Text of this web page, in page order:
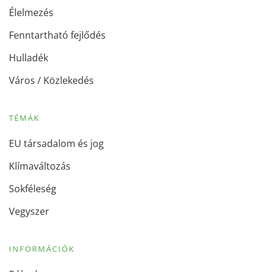
Élelmezés
Fenntartható fejlődés
Hulladék
Város / Közlekedés
TÉMÁK
EU társadalom és jog
Klímaváltozás
Sokféleség
Vegyszer
INFORMÁCIÓK